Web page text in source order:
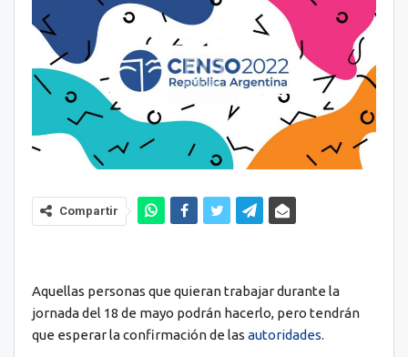
Compartir
Aquellas personas que quieran trabajar durante la
jornada del 18 de mayo podrán hacerlo, pero tendrán
que esperar la confirmación de las autoridades.